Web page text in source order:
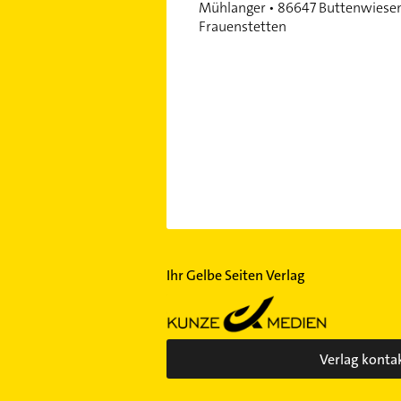
Mühlanger • 86647
Frauenstetten
Ihr Gelbe Seiten Verlag
Verlag